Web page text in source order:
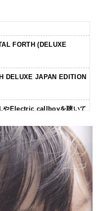
FORTH (DELUXE
DELUXE JAPAN EDITION
やElectric callboyを聴いて
」グッズ販売決定
のパネル展が開催中